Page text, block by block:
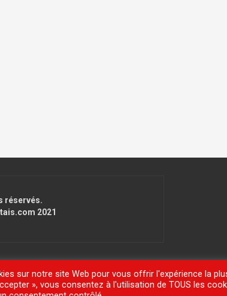
réservés.
2021
par WordPress|Thème FlyMagpar Themeisle
sur notre site Web pour vous offrir l'expérience la
», vous consentez à l'utilisation de TOUS les